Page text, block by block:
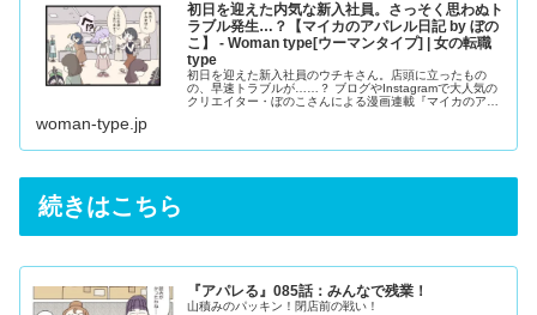
初日を迎えた内気な新入社員。さっそく思わぬト
ラブル発生…？【マイカのアパレル日記 by ぼの
こ】 - Woman type[ウーマンタイプ] | 女の転職
type
初日を迎えた新入社員のウチキさん。店頭に立ったもの
の、早速トラブルが……？ ブログやInstagramで大人気の
クリエイター・ぼのこさんによる漫画連載『マイカのアパ
woman-type.jp
続きはこちら
『アパレる』085話：みんなで残業！
山積みのパッキン！閉店前の戦い！